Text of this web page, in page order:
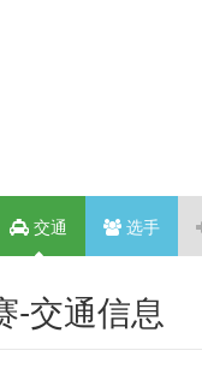
交通 选手
-交通信息